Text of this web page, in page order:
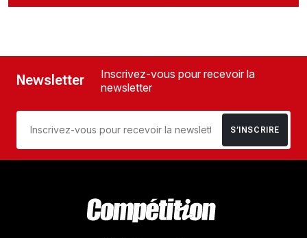
Newsletter
Inscrivez-vous pour recevoir la
newsletter
S’INSCRIRE